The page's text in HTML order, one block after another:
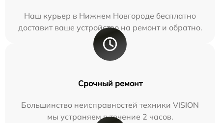
Наш курьер в Нижнем Новгороде бесплатно
доставит ваше устройство на ремонт и обратно.
Срочный ремонт
Большинство неисправностей техники VISION
мы устраняем в течение 2 часов.